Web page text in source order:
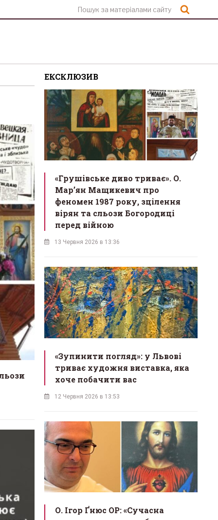
ЕКСКЛЮЗИВ
«Грушівське диво триває». О.
Мар’ян Мащикевич про
феномен 1987 року, зцілення
вірян та сльози Богородиці
перед війною
13 Червня 2026 в 13:36
«Зупинити погляд»: у Львові
триває художня виставка, яка
хоче побачити вас
12 Червня 2026 в 13:53
О. Ігор Ґнюс OP: «Сучасна